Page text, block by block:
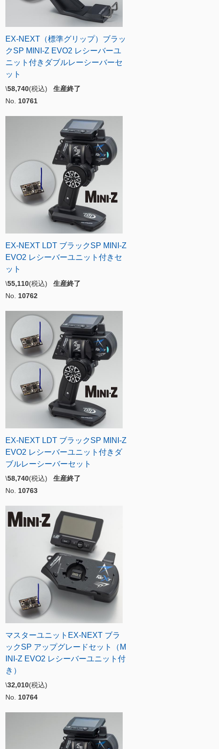
EX-NEXT（標準グリップ）ブラッ
クSP MINI-Z EVO2 レシーバーユ
ニット付きダブルレーシーバーセ
ット
\58,740(税込) 生産終了
No. 10761
EX-NEXT LDT ブラックSP MINI-Z
EVO2 レシーバーユニット付きセ
ット
\55,110(税込) 生産終了
No. 10762
EX-NEXT LDT ブラックSP MINI-Z
EVO2 レシーバーユニット付きダ
ブルレーシーバーセット
\58,740(税込) 生産終了
No. 10763
マスターユニットEX-NEXT ブラ
ックSP アップグレードセット（M
INI-Z EVO2 レシーバーユニット付
き）
\32,010(税込)
No. 10764